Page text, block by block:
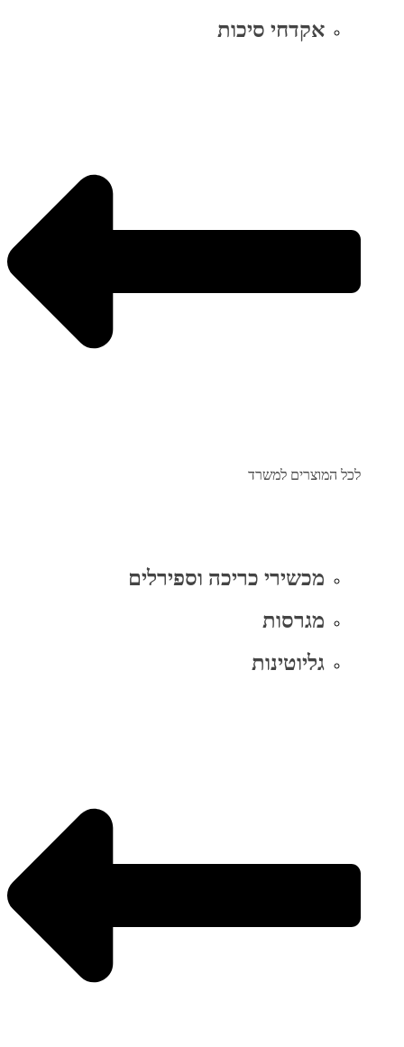
אקדחי סיכות
לכל המוצרים למשרד
מכשירי כריכה וספירלים
מגרסות
גליוטינות